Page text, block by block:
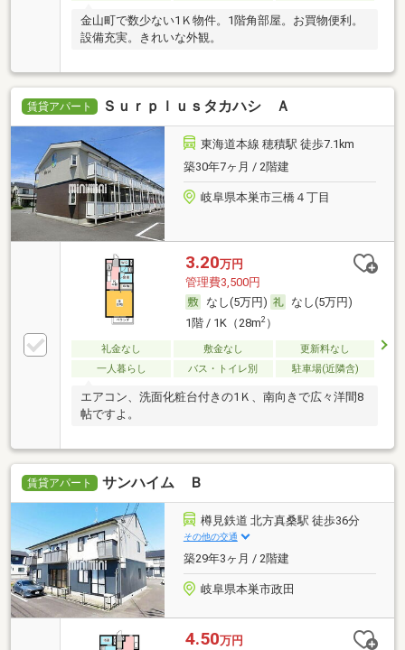
金山町で数少ない1Ｋ物件。1階角部屋。お買物便利。
設備充実。きれいな外観。
賃貸アパート Ｓｕｒｐｌｕｓタカハシ Ａ
東海道本線 穂積駅 徒歩7.1km
築30年7ヶ月 / 2階建
岐阜県本巣市三橋４丁目
3.20万円
管理費3,500円
なし(5万円)
なし(5万円)
1階 / 1K（28m2）
礼金なし 敷金なし
更新料なし
一人暮らし
バス・トイレ別 駐車場(近隣含)
エアコン、洗面化粧台付きの1Ｋ、南向きで広々洋間8
帖ですよ。
賃貸アパート サンハイム Ｂ
樽見鉄道 北方真桑駅 徒歩36分
その他の交通
築29年3ヶ月 / 2階建
岐阜県本巣市政田
4.50万円